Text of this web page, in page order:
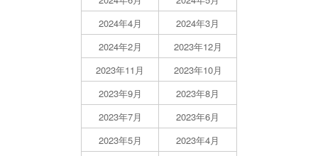
2024年4月
2024年3月
2024年2月
2023年12月
2023年11月
2023年10月
2023年9月
2023年8月
2023年7月
2023年6月
2023年5月
2023年4月